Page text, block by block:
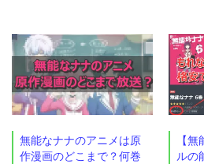
無能なナナのアニメは原
作漫画のどこまで？何巻
【
ルの